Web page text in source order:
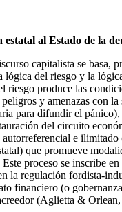
al Estado de la
capitalista se basa,
lógica del riesgo y la
riesgo produce las
y amenazas con
para difundir el
del circuito
e ilimitado
que promueve
proceso se inscribe en
la regulación fordista-
financiero (o
(Aglietta &